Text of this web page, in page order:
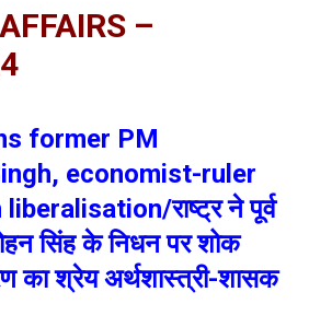
–
former PM
economist-ruler
राष्ट्र ने पूर्व
सिंह के निधन पर शोक
का श्रेय अर्थशास्त्री-शासक